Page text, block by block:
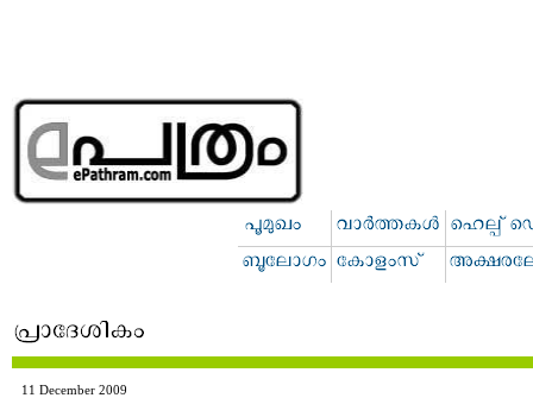
11 December 2009